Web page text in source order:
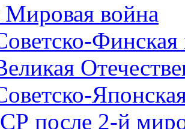
Мировая война
после 2-й